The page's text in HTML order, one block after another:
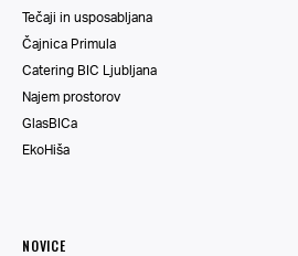
Tečaji in usposabljana
Čajnica Primula
Catering BIC Ljubljana
Najem prostorov
GlasBICa
EkoHiša
NOVICE